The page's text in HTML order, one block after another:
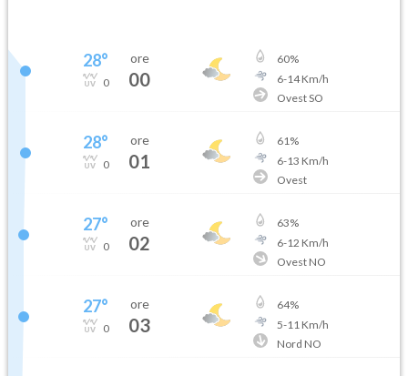
28°
0
ore
00
60%
6-14Km/h
Ovest SO
28°
0
ore
01
61%
6-13 Km/h
Ovest
27°
0
ore
02
63%
6-12 Km/h
Ovest NO
27°
0
ore
03
64%
5-11 Km/h
Nord NO